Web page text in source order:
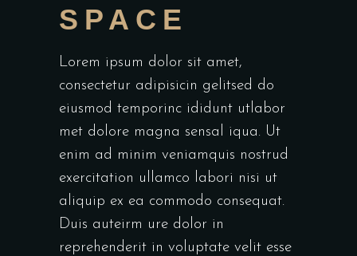
SPACE
Lorem ipsum dolor sit amet,
consectetur adipisicin gelitsed do
eiusmod temporinc ididunt utlabor
met dolore magna sensal iqua. Ut
enim ad minim veniamquis nostrud
exercitation ullamco labori nisi ut
aliquip ex ea commodo consequat.
Duis auteirm ure dolor in
reprehenderit in voluptate velit esse